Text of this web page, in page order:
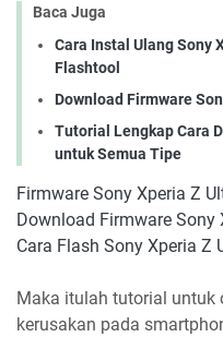
Baca Juga
Cara Instal Ulang Sony
Flashtool
Download Firmware
Tutorial Lengkap Cara
untuk Semua Tipe
Firmware Sony Xperia Z
Download Firmware Sony
Cara Flash Sony Xperia Z
Maka itulah tutorial untuk
kerusakan pada